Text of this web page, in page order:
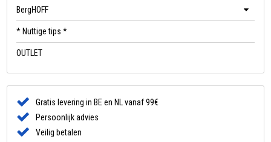
BergHOFF
* Nuttige tips *
OUTLET
Gratis levering in BE en NL vanaf 99€
Persoonlijk advies
Veilig betalen